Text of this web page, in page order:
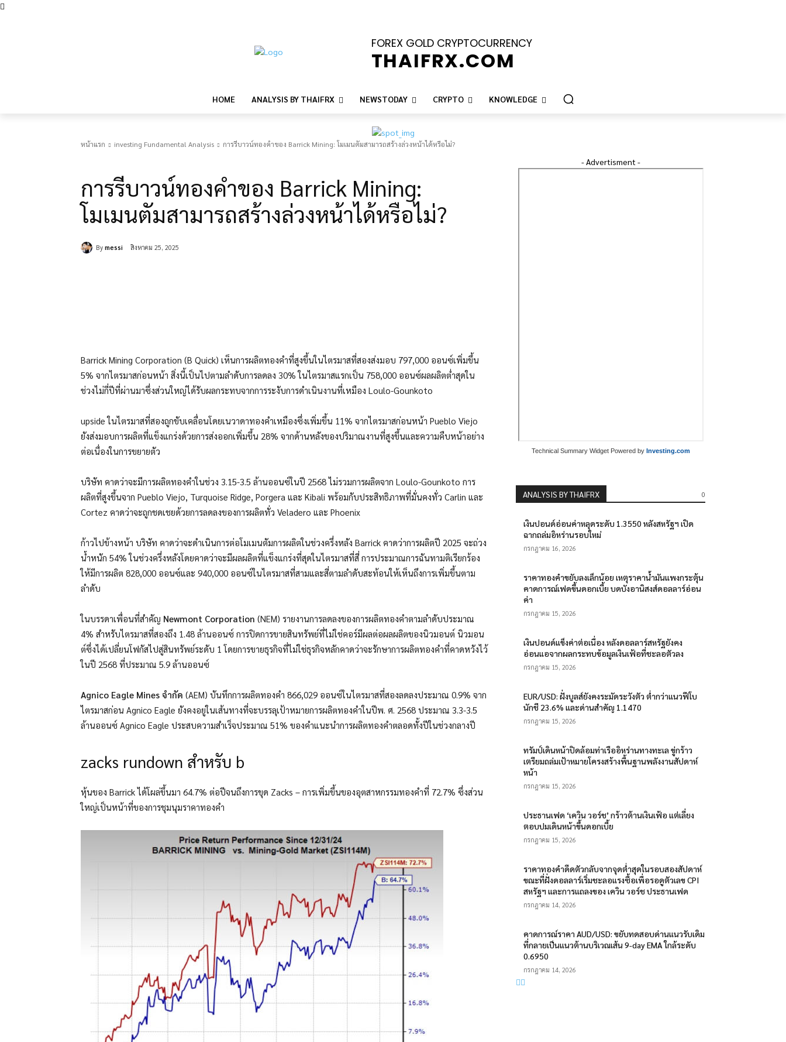
FOREX GOLD CRYPTOCURRENCY
THAIFRX.COM
HOME ANALYSIS BY THAIFRX NEWSTODAY CRYPTO KNOWLEDGE
หน้าแรก investing Fundamental Analysis การรีบาวน์ทองคำของ Barrick Mining: โมเมนตัมสามารถสร้างล่วงหน้าได้หรือไม่?
การรีบาวน์ทองคำของ Barrick Mining:
โมเมนตัมสามารถสร้างล่วงหน้าได้หรือไม่?
By messi สิงหาคม 25, 2025
Barrick Mining Corporation (B Quick) เห็นการผลิตทองคำที่สูงขึ้นในไตรมาสที่สองส่งมอบ 797,000 ออนซ์เพิ่มขึ้น
5% จากไตรมาสก่อนหน้า สิ่งนี้เป็นไปตามลำดับการลดลง 30% ในไตรมาสแรกเป็น 758,000 ออนซ์ผลผลิตต่ำสุดใน
ช่วงไม่กี่ปีที่ผ่านมาซึ่งส่วนใหญ่ได้รับผลกระทบจากการระงับการดำเนินงานที่เหมือง Loulo-Gounkoto
upside ในไตรมาสที่สองถูกขับเคลื่อนโดยเนวาดาทองคำเหมืองซึ่งเพิ่มขึ้น 11% จากไตรมาสก่อนหน้า Pueblo Viejo
ยังส่งมอบการผลิตที่แข็งแกร่งด้วยการส่งออกเพิ่มขึ้น 28% จากด้านหลังของปริมาณงานที่สูงขึ้นและความคืบหน้าอย่าง
ต่อเนื่องในการขยายตัว
บริษัท คาดว่าจะมีการผลิตทองคำในช่วง 3.15-3.5 ล้านออนซ์ในปี 2568 ไม่รวมการผลิตจาก Loulo-Gounkoto การ
ผลิตที่สูงขึ้นจาก Pueblo Viejo, Turquoise Ridge, Porgera และ Kibali พร้อมกับประสิทธิภาพที่มั่นคงทั่ว Carlin และ
Cortez คาดว่าจะถูกชดเชยด้วยการลดลงของการผลิตทั่ว Veladero และ Phoenix
ก้าวไปข้างหน้า บริษัท คาดว่าจะดำเนินการต่อโมเมนตัมการผลิตในช่วงครึ่งหลัง Barrick คาดว่าการผลิตปี 2025 จะถ่วง
น้ำหนัก 54% ในช่วงครึ่งหลังโดยคาดว่าจะมีผลผลิตที่แข็งแกร่งที่สุดในไตรมาสที่สี่ การประมาณการฉันทามติเรียกร้อง
ให้มีการผลิต 828,000 ออนซ์และ 940,000 ออนซ์ในไตรมาสที่สามและสี่ตามลำดับสะท้อนให้เห็นถึงการเพิ่มขึ้นตาม
ลำดับ
ในบรรดาเพื่อนที่สำคัญ Newmont Corporation (NEM) รายงานการลดลงของการผลิตทองคำตามลำดับประมาณ
4% สำหรับไตรมาสที่สองถึง 1.48 ล้านออนซ์ การปิดการขายสินทรัพย์ที่ไม่ใช่คอร์มีผลต่อผลผลิตของนิวมอนต์ นิวมอน
ต์ซึ่งได้เปลี่ยนโฟกัสไปสู่สินทรัพย์ระดับ 1 โดยการขายธุรกิจที่ไม่ใช่ธุรกิจหลักคาดว่าจะรักษาการผลิตทองคำที่คาดหวังไว้
ในปี 2568 ที่ประมาณ 5.9 ล้านออนซ์
Agnico Eagle Mines จำกัด (AEM) บันทึกการผลิตทองคำ 866,029 ออนซ์ในไตรมาสที่สองลดลงประมาณ 0.9% จาก
ไตรมาสก่อน Agnico Eagle ยังคงอยู่ในเส้นทางที่จะบรรลุเป้าหมายการผลิตทองคำในปีพ. ศ. 2568 ประมาณ 3.3-3.5
ล้านออนซ์ Agnico Eagle ประสบความสำเร็จประมาณ 51% ของคำแนะนำการผลิตทองคำตลอดทั้งปีในช่วงกลางปี
zacks rundown สำหรับ b
หุ้นของ Barrick ได้โผล่ขึ้นมา 64.7% ต่อปีจนถึงการขุด Zacks – การเพิ่มขึ้นของอุตสาหกรรมทองคำที่ 72.7% ซึ่งส่วน
ใหญ่เป็นหน้าที่ของการชุมนุมราคาทองคำ
- Advertisment -
Technical Summary Widget Powered by Investing.com
0
ANALYSIS BY THAIFRX
เงินปอนด์อ่อนค่าหลุดระดับ 1.3550 หลังสหรัฐฯ เปิด
ฉากถล่มอิหร่านรอบใหม่
กรกฎาคม 16, 2026
ราคาทองคำขยับลงเล็กน้อย เหตุราคาน้ำมันแพงกระตุ้น
คาดการณ์เฟดขึ้นดอกเบี้ย บดบังอานิสงส์ดอลลาร์อ่อน
ค่า
กรกฎาคม 15, 2026
เงินปอนด์แข็งค่าต่อเนื่อง หลังดอลลาร์สหรัฐยังคง
อ่อนแอจากผลกระทบข้อมูลเงินเฟ้อที่ชะลอตัวลง
กรกฎาคม 15, 2026
EUR/USD: ฝั่งบูลส์ยังคงระมัดระวังตัว ต่ำกว่าแนวฟีโบ
นักชี 23.6% และด่านสำคัญ 1.1470
กรกฎาคม 15, 2026
ทรัมป์เดินหน้าปิดล้อมท่าเรืออิหร่านทางทะเล ขู่กร้าว
เตรียมถล่มเป้าหมายโครงสร้างพื้นฐานพลังงานสัปดาห์
หน้า
กรกฎาคม 15, 2026
ประธานเฟด ‘เควิน วอร์ช’ กร้าวต้านเงินเฟ้อ แต่เลี่ยง
ตอบปมเดินหน้าขึ้นดอกเบี้ย
กรกฎาคม 15, 2026
ราคาทองคำดีดตัวกลับจากจุดต่ำสุดในรอบสองสัปดาห์
ขณะที่ฝั่งดอลลาร์เริ่มชะลอแรงซื้อเพื่อรอดูตัวเลข CPI
สหรัฐฯ และการแถลงของ เควิน วอร์ช ประธานเฟด
กรกฎาคม 14, 2026
คาดการณ์ราคา AUD/USD: ขยับทดสอบด่านแนวรับเดิม
ที่กลายเป็นแนวต้านบริเวณเส้น 9-day EMA ใกล้ระดับ
0.6950
กรกฎาคม 14, 2026